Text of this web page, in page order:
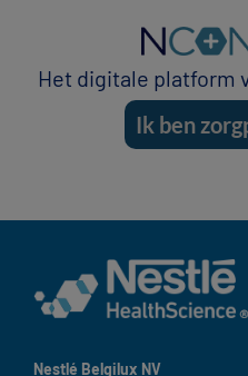
Het digitale platform
Ik ben
Nestlé Belgilux NV​